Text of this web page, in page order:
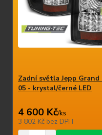
Zadní světla Jepp Grand
05 - krystal/černé LED
4 600 Kč/ks
3 802 Kč bez DPH